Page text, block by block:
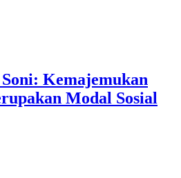
Kemajemukan
Modal Sosial